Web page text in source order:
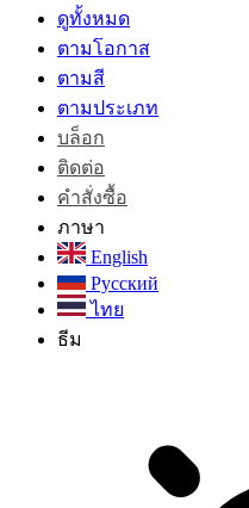
ดูทั้งหมด
ตามโอกาส
ตามสี
ตามประเภท
บล็อก
ติดต่อ
คำสั่งซื้อ
ภาษา
English
Русский
ไทย
ธีม